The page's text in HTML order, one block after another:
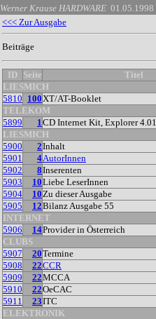
Werner Krause HARDWARE 01.05.1998
<<< Zur Ausgabe
Beiträge
ID Seite
Titel
LIESMICH
5810 100XT/AT-Booklet
TELEKOM
5899
1CD Internet Kit, Explorer 4.01
LIESMICH
5900
2Inhalt
5901
4AutorInnen
5902
8Inserenten
5903
10Liebe LeserInnen
5904
10Zu dieser Ausgabe
5905
12Bilanz Ausgabe 55
INTERNET
5906
14Provider in Österreich
CLUBS
5907
20Termine
5908
22CCR
5909
22MCCA
5910
22OeCAC
5911
23ITC
ELEKTRONIK